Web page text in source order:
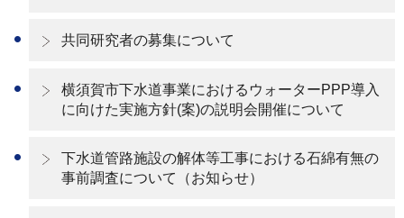
共同研究者の募集について
横須賀市下水道事業におけるウォーターPPP導入
に向けた実施方針(案)の説明会開催について
下水道管路施設の解体等工事における石綿有無の
事前調査について（お知らせ）